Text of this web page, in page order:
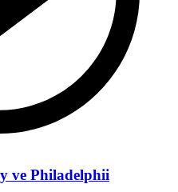
ve Philadelphii